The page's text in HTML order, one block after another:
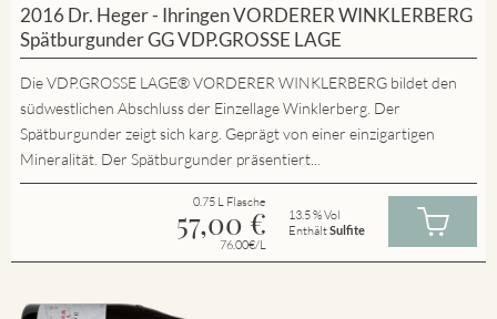
2016 Dr. Heger - Ihringen VORDERER WINKLERBERG
Spätburgunder GG VDP.GROSSE LAGE
Die VDP.GROSSE LAGE® VORDERER WINKLERBERG bildet den
südwestlichen Abschluss der Einzellage Winklerberg. Der
Spätburgunder zeigt sich karg. Geprägt von einer einzigartigen
Mineralität. Der Spätburgunder präsentiert...
0.75 L Flasche
57,00 €
76.00€/L
13.5 % Vol
EnthältSulfite